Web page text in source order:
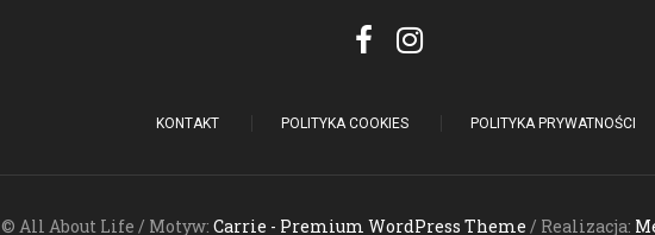
KONTAKT POLITYKA COOKIES POLITYKA PRYWATNOŚCI
© All About Life / Motyw: Carrie - Premium WordPress Theme / Realizacja: